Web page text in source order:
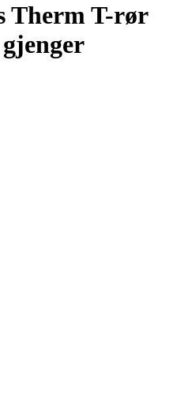
Therm T-rør